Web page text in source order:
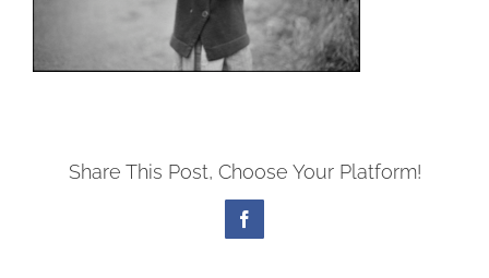
Share This Post, Choose Your Platform!
Facebook